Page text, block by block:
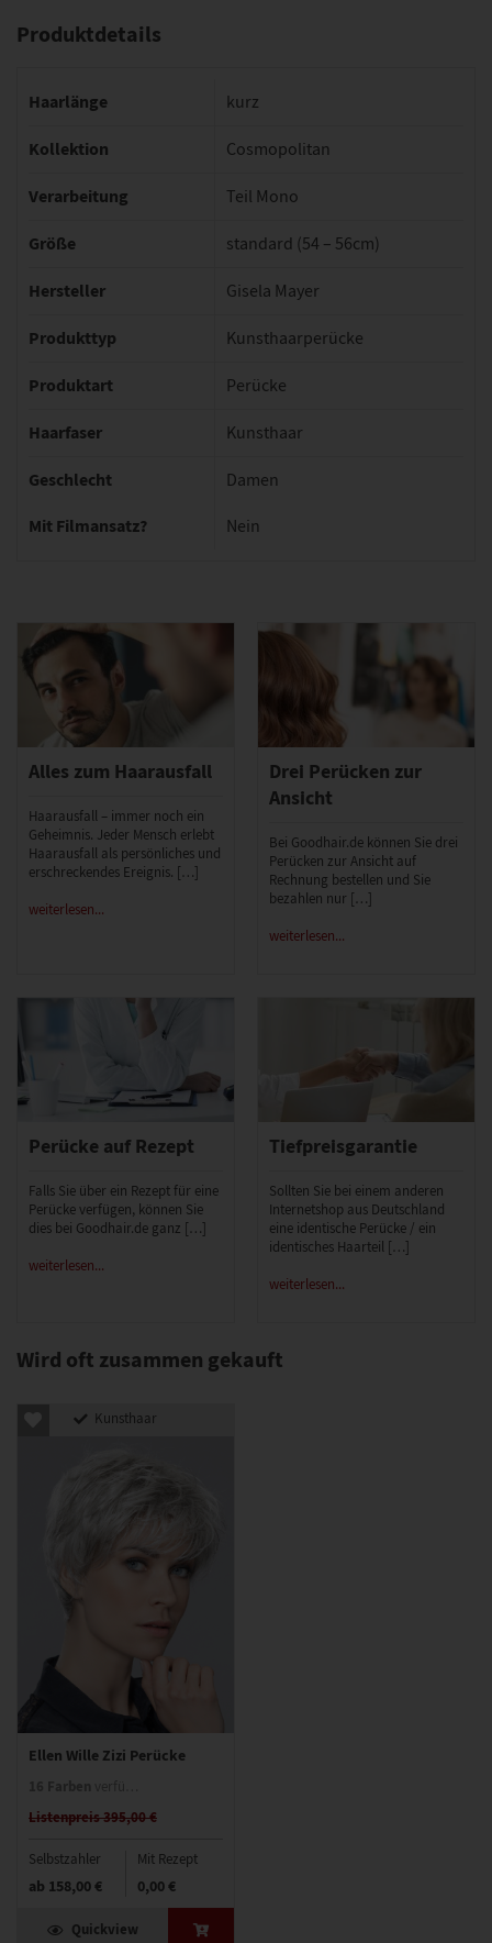
Produktdetails
Haarlänge kurz
Kollektion Cosmopolitan
Verarbeitung Teil Mono
Größe standard (54 – 56cm)
Hersteller Gisela Mayer
Produkttyp Kunsthaarperücke
Produktart Perücke
Haarfaser Kunsthaar
Geschlecht Damen
Mit Filmansatz? Nein
Alles zum Haarausfall
Haarausfall – immer noch ein
Geheimnis. Jeder Mensch erlebt
Haarausfall als persönliches und
erschreckendes Ereignis. […]
weiterlesen...
Drei Perücken zur
Ansicht
Bei Goodhair.de können Sie drei
Perücken zur Ansicht auf
Rechnung bestellen und Sie
bezahlen nur […]
weiterlesen...
Perücke auf Rezept
Falls Sie über ein Rezept für eine
Perücke verfügen, können Sie
dies bei Goodhair.de ganz […]
weiterlesen...
Tiefpreisgarantie
Sollten Sie bei einem anderen
Internetshop aus Deutschland
eine identische Perücke / ein
identisches Haarteil […]
weiterlesen...
Wird oft zusammen gekauft
Kunsthaar
Ellen Wille Zizi Perücke
Listenpreis 395,00 €
Selbstzahler
ab 158,00 €
Mit Rezept
0,00 €
Quickview